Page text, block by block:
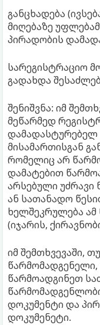
განცხადება
მიღებაზე
პირადობის
სარეგისტრაციო
გადახდა
შენიშვნა: იმ
მეწარმედ
დამადასტურებელ
მისამართისგან
რომელიც არ
დამატებით
არსებული უძრავი
ან სათანადო
ხელშეკრულება ამ
(იჯარის,
იმ შემთხვევაში,
წარმომადგენელი,
წარმოადგინეთ
დოკუმენტი და
დოკუმენეტი.